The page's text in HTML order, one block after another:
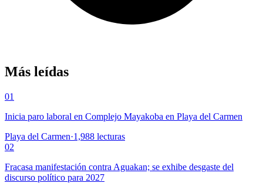
Más leídas
01
Inicia paro laboral en Complejo Mayakoba en Playa del Carmen
Playa del Carmen·1,988 lecturas
02
Fracasa manifestación contra Aguakan; se exhibe desgaste del
discurso político para 2027